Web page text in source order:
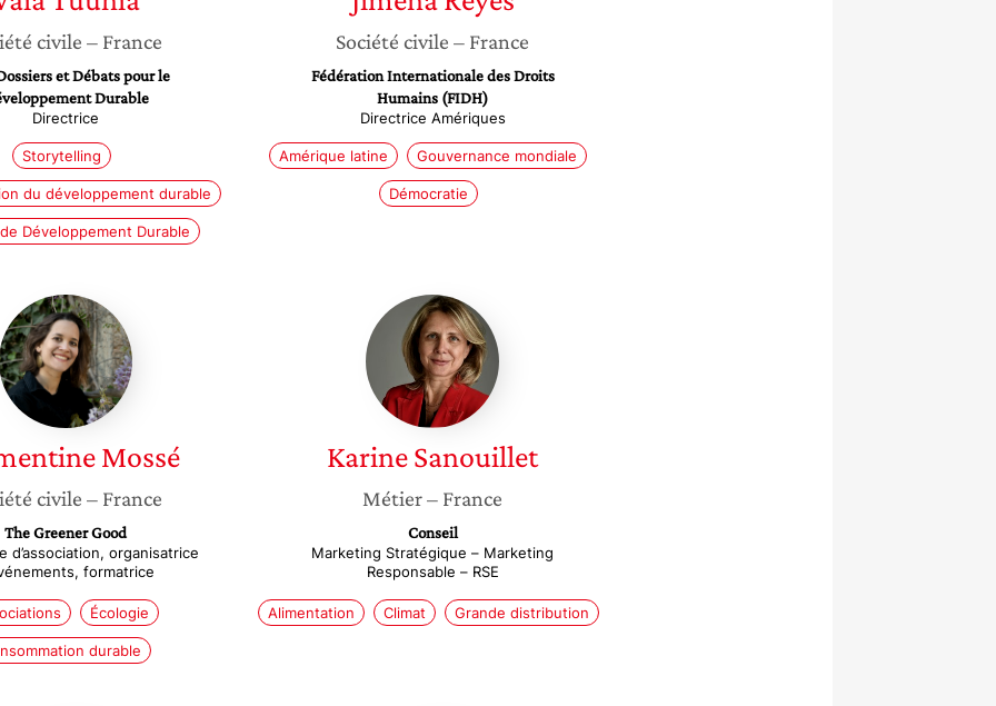
civile – France
et Débats pour le
Durable
Directrice
Storytelling
du développement durable
Développement Durable
Société civile – France
Fédération Internationale des Droits
Humains (FIDH)
Directrice Amériques
Amérique latine Gouvernance mondiale
Démocratie
Clémentine
Mossé
Mossé
civile – France
The Greener Good
d’association, organisatrice
formatrice
Écologie
durable
Karine
Sanouillet
KarineSanouillet
Métier– France
Conseil
Marketing Stratégique – Marketing
Responsable – RSE
Alimentation Climat Grande distribution